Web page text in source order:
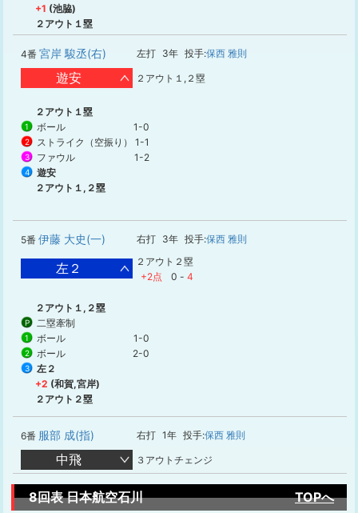
+1 (池脇)
２アウト１塁
4番 宮岸 駿丞(右) 左打 3年 投手:保西 雅則
遊安 ２アウト１,２塁
２アウト１塁
1 ボール 1-0
2 ストライク（空振り） 1-1
3 ファウル 1-2
4
遊安
２アウト１,２塁
5番 伊藤 大史(一) 右打 3年 投手:保西 雅則
左２
２アウト２塁
+2点
0 - 4
２アウト１,２塁
P 二塁牽制
1 ボール 1-0
2 ボール 2-0
3
左２
+2 (和賀,宮岸)
２アウト２塁
6番 服部 成(指) 右打 1年 投手:保西 雅則
中飛 ３アウトチェンジ
8回表 日本航空石川 TOPへ